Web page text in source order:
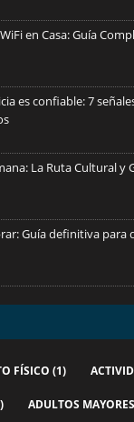
en Casa: Guía
es confiable: 7
La Ruta Cultural y
Guía definitiva para
FÍSICO (1)
ADULTOS MAYORES